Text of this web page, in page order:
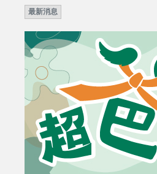
最新消息